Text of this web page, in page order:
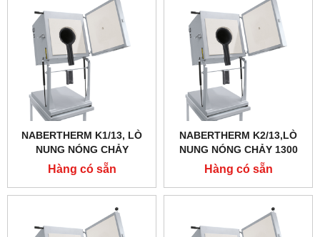
NABERTHERM K1/13, LÒ
NUNG NÓNG CHẢY
NABERTHERM 1300 ĐỘ,
DUNG TÍCH 0,75 LÍT
Hàng có sẵn
NABERTHERM K2/13,LÒ
NUNG NÓNG CHẢY 1300
ĐỘ, DUNG TÍCH 3 LÍT
Hàng có sẵn